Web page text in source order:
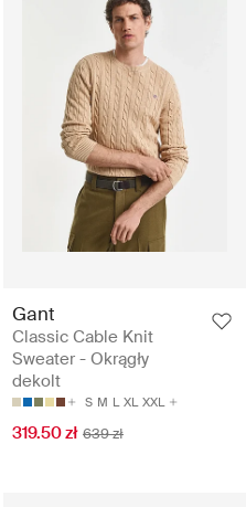
Gant
Classic Cable Knit
Sweater - Okrągły
dekolt
S M L XL XXL
319.50 zł 639 zł